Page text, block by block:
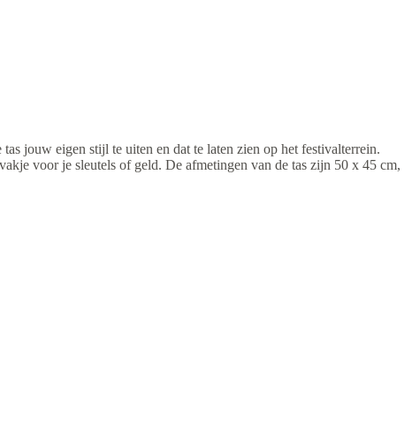
jouw eigen stijl te uiten en dat te laten zien op het festivalterrein.
voor je sleutels of geld. De afmetingen van de tas zijn 50 x 45 cm,